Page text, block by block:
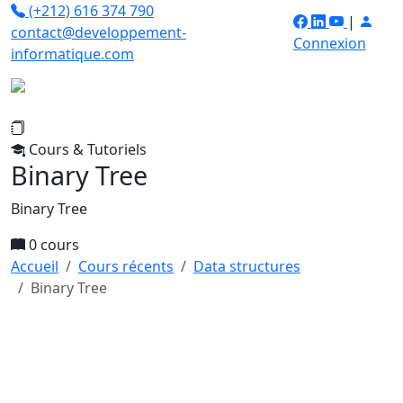
(+212) 616 374 790
contact@developpement-
informatique.com
|
Connexion
Cours & Tutoriels
Binary Tree
Binary Tree
0 cours
Accueil
Cours récents
Data structures
Binary Tree